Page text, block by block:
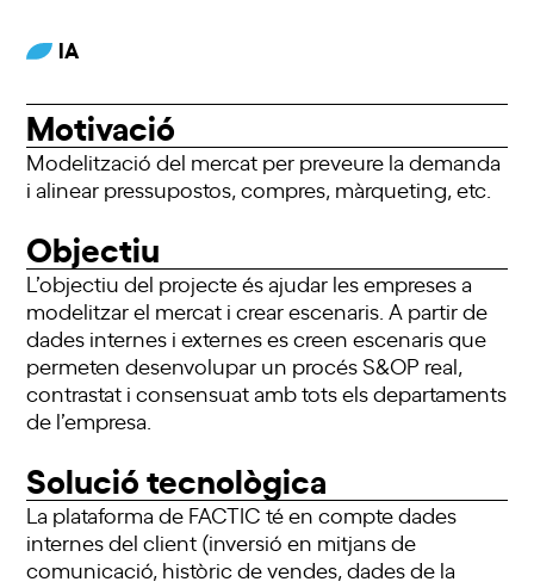
IA
Motivació
Modelització del mercat per preveure la demanda
i alinear pressupostos, compres, màrqueting, etc.
Objectiu
L’objectiu del projecte és ajudar les empreses a
modelitzar el mercat i crear escenaris. A partir de
dades internes i externes es creen escenaris que
permeten desenvolupar un procés S&OP real,
contrastat i consensuat amb tots els departaments
de l’empresa.
Solució tecnològica
La plataforma de FACTIC té en compte dades
internes del client (inversió en mitjans de
comunicació, històric de vendes, dades de la